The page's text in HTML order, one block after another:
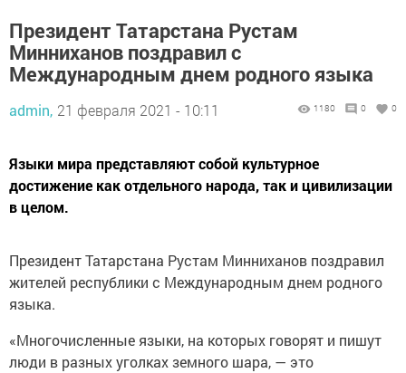
Президент Татарстана Рустам
Минниханов поздравил с
Международным днем родного языка
admin, 21 февраля 2021 - 10:11 1180 0 0
Языки мира представляют собой культурное
достижение как отдельного народа, так и цивилизации
в целом.
Президент Татарстана Рустам Минниханов поздравил
жителей республики с Международным днем родного
языка.
«Многочисленные языки, на которых говорят и пишут
люди в разных уголках земного шара, — это